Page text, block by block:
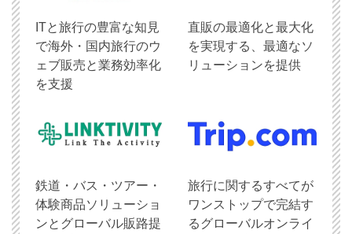
ITと旅行の豊富な知見
で海外・国内旅行のウ
ェブ販売と業務効率化
を支援
直販の最適化と最大化
を実現する、最適なソ
リューションを提供
鉄道・バス・ツアー・
体験商品ソリューショ
ンとグローバル販路提
旅行に関するすべてが
ワンストップで完結す
るグローバルオンライ